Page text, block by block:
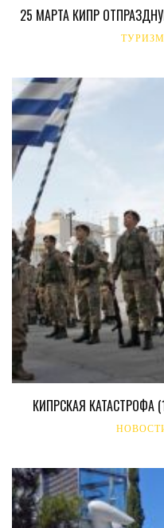
25 МАРТА КИПР
ТУРИЗМ
КИПРСКАЯ КАТАСТРОФА